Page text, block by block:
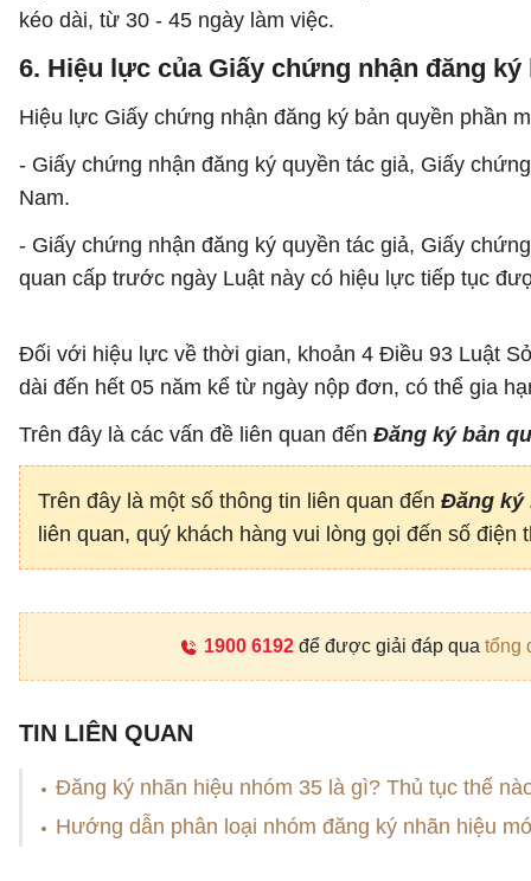
kéo dài, từ 30 - 45 ngày làm việc.
6. Hiệu lực của Giấy chứng nhận đăng
Hiệu lực Giấy chứng nhận đăng ký bản quyền phần
- Giấy chứng nhận đăng ký quyền tác giả, Giấy
Nam.
- Giấy chứng nhận đăng ký quyền tác giả, Giấy
quan cấp trước ngày Luật này có hiệu lực tiếp tục
Đối với hiệu lực về thời gian, khoản 4 Điều 93 Luật
dài đến hết 05 năm kể từ ngày nộp đơn, có thể gia
Trên đây là các vấn đề liên quan đến Đăng ký bản
Trên đây là một số thông tin liên quan đến Đăng ký
liên quan, quý khách hàng vui lòng gọi đến số điện
1900 6192để được giải đáp qua tổng
TIN LIÊN QUAN
Đăng ký nhãn hiệu nhóm 35 là gì? Thủ tục thế
Hướng dẫn phân loại nhóm đăng ký nhãn hiệu